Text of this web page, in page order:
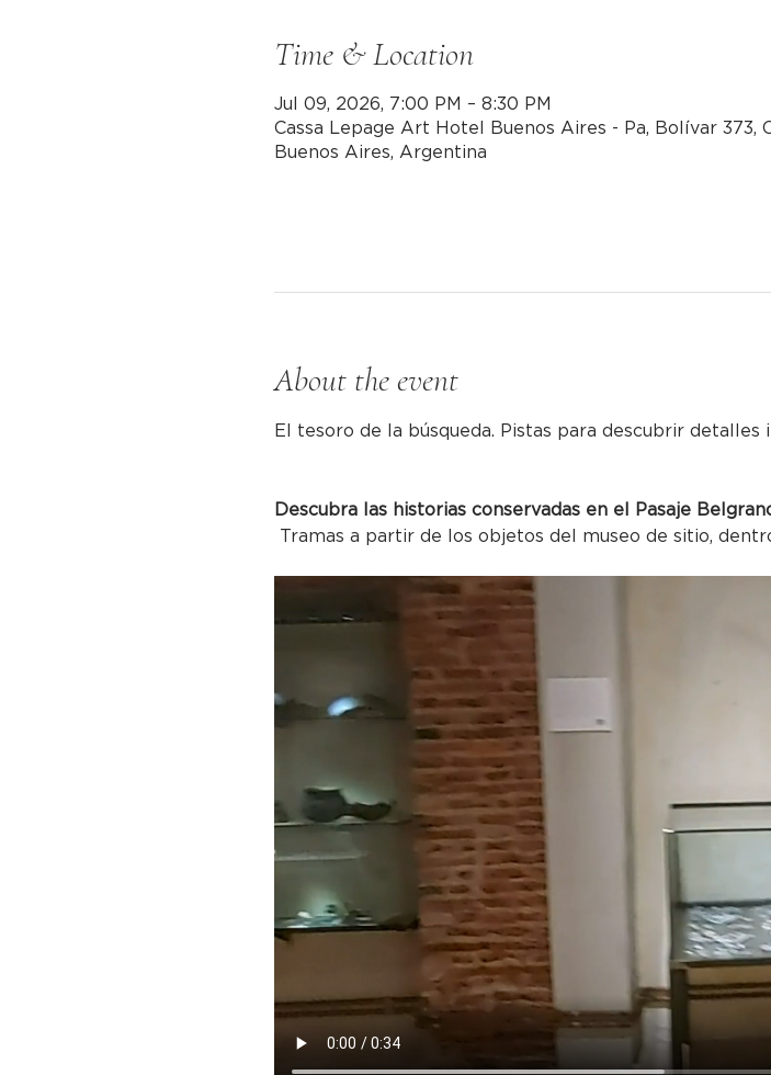
Time & Location
Jul 09, 2026, 7:00 PM – 8:30 PM
Cassa Lepage Art Hotel Buenos Aires - Pa, Bolívar 373,
Buenos Aires, Argentina
About the event
El tesoro de la búsqueda. Pistas para descubrir
Descubra las historias conservadas en el Pasaje
Tramas a partir de los objetos del museo de sitio,